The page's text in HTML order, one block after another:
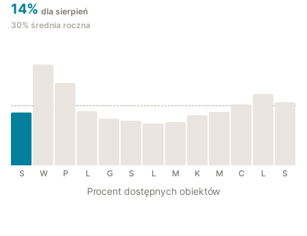
14% dla sierpień
30% średnia roczna
S W P L G S L M K M C L S
Procent dostępnych obiektów